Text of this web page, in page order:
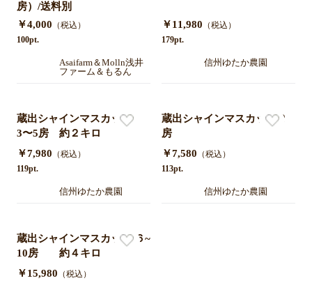
房）/送料別
￥4,000 （税込）
100pt.
Asaifarm＆Molln浅井
ファーム＆もるん
￥11,980 （税込）
179pt.
信州ゆたか農園
蔵出シャインマスカット
3〜5房 約２キロ
￥7,980 （税込）
119pt.
信州ゆたか農園
蔵出シャインマスカット２
房
￥7,580 （税込）
113pt.
信州ゆたか農園
蔵出シャインマスカット ６~
10房 約４キロ
￥15,980 （税込）